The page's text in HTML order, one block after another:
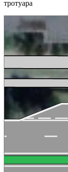
тротуара